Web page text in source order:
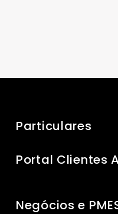
Particulares
Portal Clientes
Negócios e